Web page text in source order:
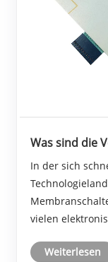
Was sind die
In der sich
vielen
Weiterlesen